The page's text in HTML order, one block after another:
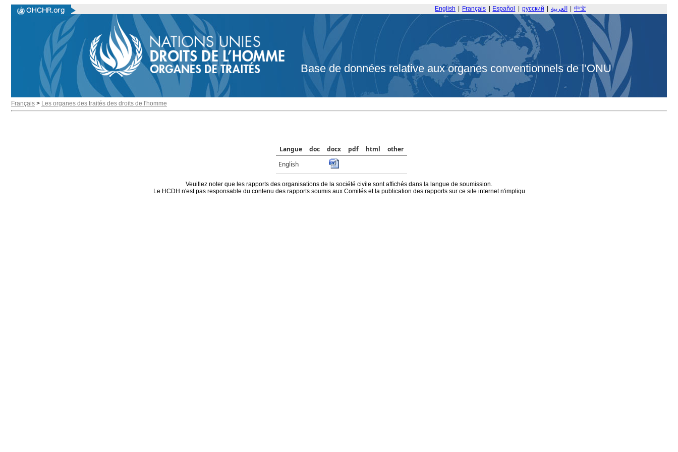
English Français Español русский العربية 中文
Base de données relative aux organes conventionnels de l’ONU
Français > Les organes des traités des droits de l'homme
Langue doc docx pdf html
other
English
Veuillez noter que les rapports des organisations de la société civile sont affichés dans la langue de soumission.
Le HCDH n'est pas responsable du contenu des rapports soumis aux Comités et la publication des rapports sur ce site internet n'impliqu